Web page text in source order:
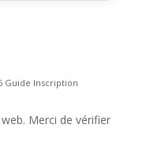
Guide Inscription
Merci de vérifier